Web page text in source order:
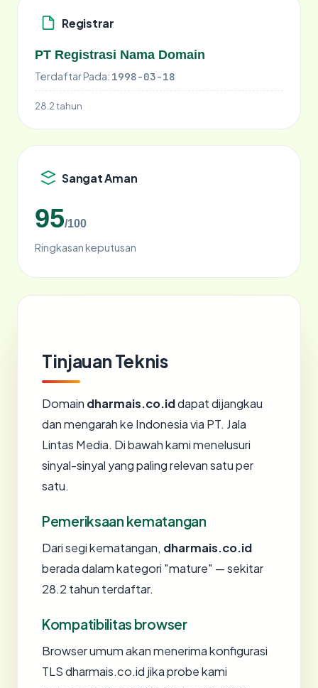
Registrar
PT Registrasi Nama Domain
Terdaftar Pada: 1998-03-18
28.2 tahun
Sangat Aman
95/100
Ringkasan keputusan
Tinjauan Teknis
Domain dharmais.co.iddapat dijangkau
dan mengarah ke Indonesia via PT. Jala
Lintas Media. Di bawah kami menelusuri
sinyal-sinyal yang paling relevan satu per
satu.
Pemeriksaan kematangan
Dari segi kematangan, dharmais.co.id
berada dalam kategori "mature" — sekitar
28.2 tahun terdaftar.
Kompatibilitas browser
Browser umum akan menerima konfigurasi
TLS dharmais.co.id jika probe kami